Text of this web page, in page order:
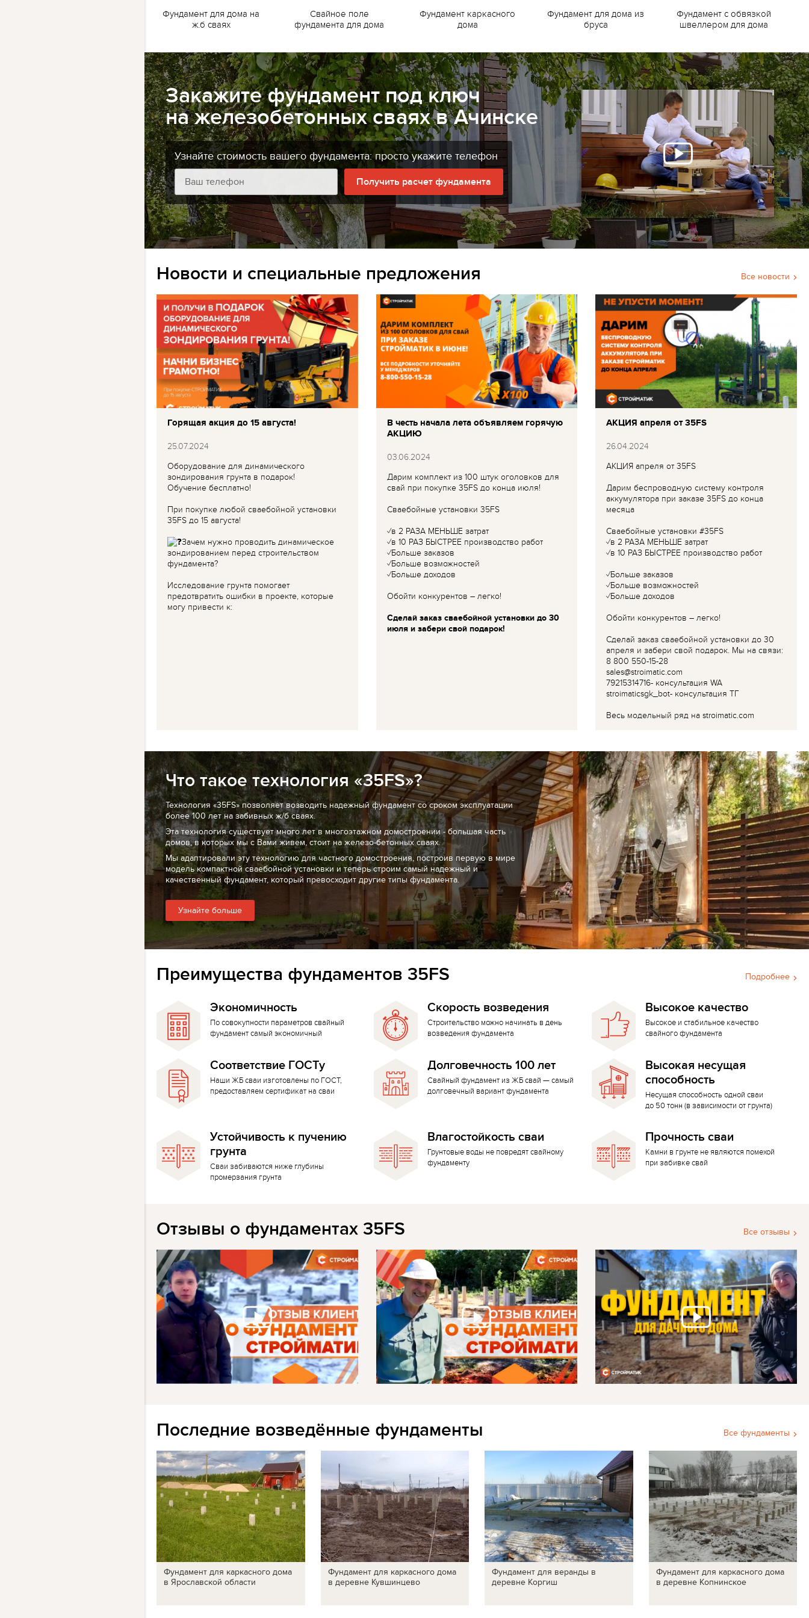
Фундамент для дома на
ж.б сваях
Свайное поле
фундамента для дома
Фундамент каркасного
дома
Фундамент для дома из
бруса
Фундамент с обвязкой
швеллером для дома
Закажите фундамент под ключ
на железобетонных сваях в Ачинске
Узнайте стоимость вашего фундамента: просто укажите телефон
Получить расчет фундамента
Все новости
Новости и специальные предложения
Горящая акция до 15 августа!
25.07.2024
Оборудование для динамического
зондирования грунта в подарок!
Обучение бесплатно!
При покупке любой сваебойной установки
35FS до 15 августа!
Зачем нужно проводить динамическое
зондированием перед строительством
фундамента?
Исследование грунта помогает
предотвратить ошибки в проекте, которые
могу привести к:
В честь начала лета объявляем горячую
АКЦИЮ
03.06.2024
Дарим комплект из 100 штук оголовков для
свай при покупке 35FS до конца июля!
Сваебойные установки 35FS
✓в 2 РАЗА МЕНЬШЕ затрат
✓в 10 РАЗ БЫСТРЕЕ производство работ
✓Больше заказов
✓Больше возможностей
✓Больше доходов
Обойти конкурентов – легко!
Сделай заказ сваебойной установки до 30
июля и забери свой подарок!
АКЦИЯ апреля от 35FS
26.04.2024
АКЦИЯ апреля от 35FS
Дарим беспроводную систему контроля
аккумулятора при заказе 35FS до конца
месяца
Сваебойные установки #35FS
✓в 2 РАЗА МЕНЬШЕ затрат
✓в 10 РАЗ БЫСТРЕЕ производство работ
✓Больше заказов
✓Больше возможностей
✓Больше доходов
Обойти конкурентов – легко!
Сделай заказ сваебойной установки до 30
апреля и забери свой подарок. Мы на связи:
8 800 550-15-28
sales@stroimatic.com
79215314716- консультация WA
stroimaticsgk_bot- консультация ТГ
Весь модельный ряд на stroimatic.com
Что такое технология «35FS»?
Технология «35FS» позволяет возводить надежный фундамент со сроком эксплуатации
более 100 лет на забивных ж/б сваях.
Эта технология существует много лет в многоэтажном домостроении - большая часть
домов, в которых мы с Вами живем, стоит на железо-бетонных сваях.
Мы адаптировали эту технологию для частного домостроения, построив первую в мире
модель компактной сваебойной установки и теперь строим самый надежный и
качественный фундамент, который превосходит другие типы фундамента.
Узнайте больше
Подробнее
Преимущества фундаментов 35FS
Экономичность
По совокупности параметров свайный
фундамент самый экономичный
Скорость возведения
Строительство можно начинать в день
возведения фундамента
Высокое качество
Высокое и стабильное качество
свайного фундамента
Соответствие ГОСТу
Наши ЖБ сваи изготовлены по ГОСТ,
предоставляем сертификат на сваи
Долговечность 100 лет
Свайный фундамент из ЖБ свай — самый
долговечный вариант фундамента
Высокая несущая
способность
Несущая способность одной сваи
до 50 тонн (в зависимости от грунта)
Устойчивость к пучению
грунта
Сваи забиваются ниже глубины
промерзания грунта
Влагостойкость сваи
Грунтовые воды не повредят свайному
фундаменту
Прочность сваи
Камни в грунте не являются помехой
при забивке свай
Все отзывы
Отзывы о фундаментах 35FS
Все фундаменты
Последние возведённые фундаменты
Фундамент для каркасного дома
в Ярославской области
Фундамент для каркасного дома
в деревне Кувшинцево
Фундамент для веранды в
деревне Коргиш
Фундамент для каркасного дома
в деревне Копнинское